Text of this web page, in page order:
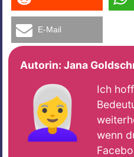
E-Mail
Autorin: Jana
👩‍🦳
Ich
wenn